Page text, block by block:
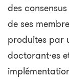
des
de ses
produites par
doctorant·es